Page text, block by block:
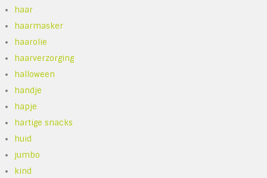
haar
haarmasker
haarolie
haarverzorging
halloween
handje
hapje
hartige snacks
huid
jumbo
kind